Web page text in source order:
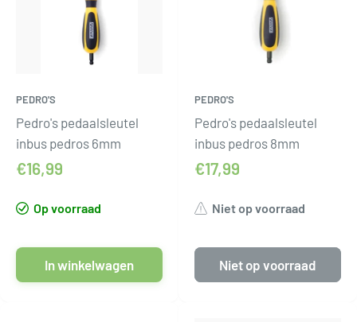
PEDRO'S
Pedro's pedaalsleutel
inbus pedros 6mm
€16,99
Op voorraad
In winkelwagen
PEDRO'S
Pedro's pedaalsleutel
inbus pedros 8mm
€17,99
Niet op voorraad
Niet op voorraad